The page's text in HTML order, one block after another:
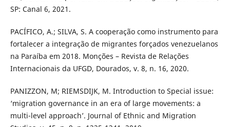
SP: Canal 6, 2021.
PACÍFICO, A.; SILVA, S. A cooperação como instrumento para
fortalecer a integração de migrantes forçados venezuelanos
na Paraíba em 2018. Monções – Revista de Relações
Internacionais da UFGD, Dourados, v. 8, n. 16, 2020.
PANIZZON, M; RIEMSDIJK, M. Introduction to Special issue:
‘migration governance in an era of large movements: a
multi-level approach’. Journal of Ethnic and Migration